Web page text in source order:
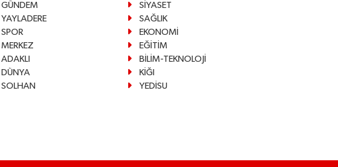
GÜNDEM
SİYASET
YAYLADERE
SAĞLIK
SPOR
EKONOMİ
MERKEZ
EĞİTİM
ADAKLI
BİLİM-TEKNOLOJİ
DÜNYA
KİĞI
SOLHAN
YEDİSU